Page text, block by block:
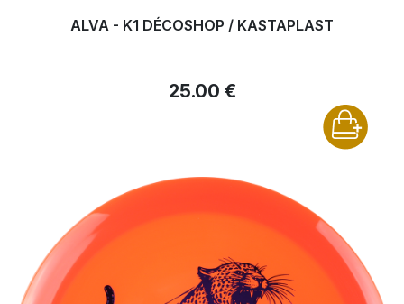
ALVA - K1 DÉCOSHOP / KASTAPLAST
25.00 €